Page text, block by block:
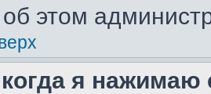
об этом
я нажимаю